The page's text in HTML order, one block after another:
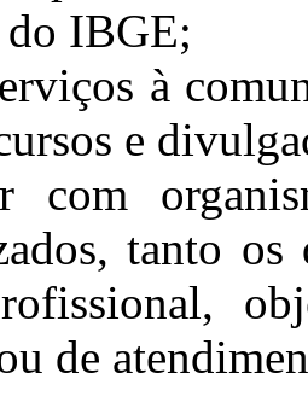
IBGE;
à
e
com
tanto
de